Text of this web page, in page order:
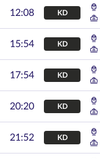
12:08 KD
15:54 KD
17:54 KD
20:20 KD
21:52 KD